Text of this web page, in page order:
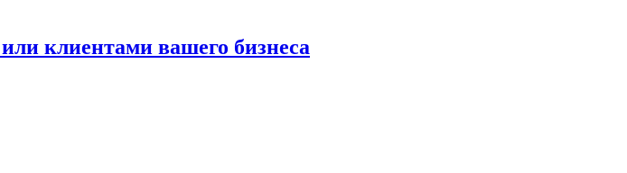
клиентами вашего бизнеса